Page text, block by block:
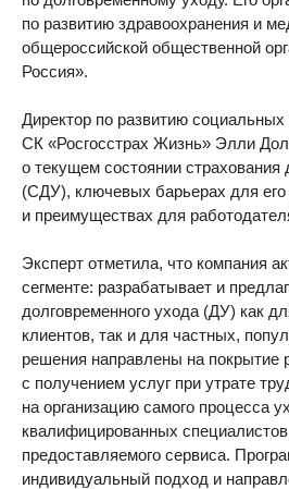
по развитию здравоохранения и
общероссийской общественной
Россия».
Директор по развитию социальных
СК «Росгосстрах Жизнь» Элли
о текущем состоянии страхования
(СДУ), ключевых барьерах для его
и преимуществах для
Эксперт отметила, что компания
сегменте: разрабатывает и
долговременного ухода (ДУ) как
клиентов, так и для частных,
решения направлены на покрытие
с получением услуг при утрате
на организацию самого процесса
квалифицированных
предоставляемого сервиса.
индивидуальный подход и